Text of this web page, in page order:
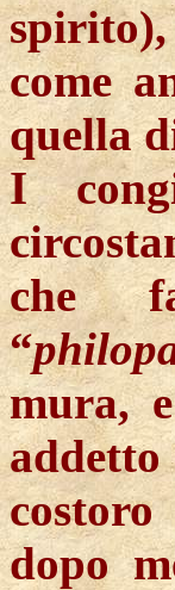
come
quella
I
che
“
mura,
dopo